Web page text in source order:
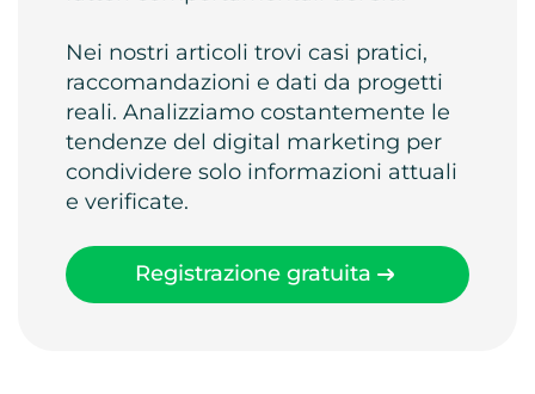
Nei nostri articoli trovi casi pratici,
raccomandazioni e dati da progetti
reali. Analizziamo costantemente le
tendenze del digital marketing per
condividere solo informazioni attuali
e verificate.
Registrazione gratuita